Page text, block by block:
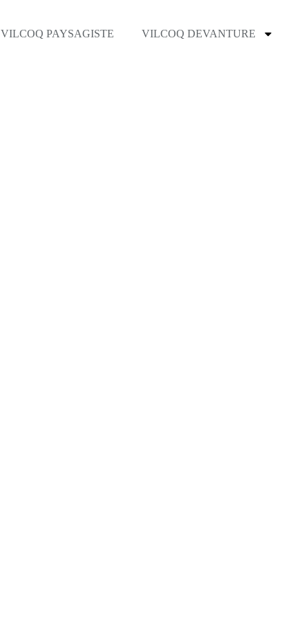
VILCOQ PAYSAGISTE VILCOQ DEVANTURE